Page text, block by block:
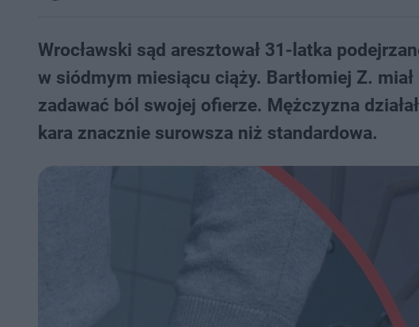
Wrocławski sąd aresztował 31-latka
w siódmym miesiącu ciąży. Bartłomiej Z.
zadawać ból swojej ofierze. Mężczyzna
kara znacznie surowsza niż standardowa.